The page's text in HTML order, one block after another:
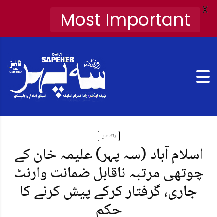
پاکستان
اسلام آباد (سہ پہر) علیمہ خان کے
چوتھی مرتبہ ناقابل ضمانت وارنٹ
جاری، گرفتار کرکے پیش کرنے کا
حکم
Most Important X